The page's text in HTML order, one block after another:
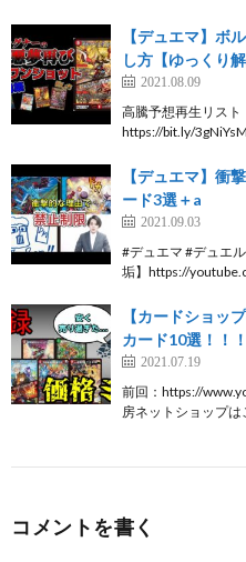
【デュエマ】ボ
し方【ゆっくり解
2021.08.09
高騰予想再生リスト
https://bit.ly/
【デュエマ】衝
ード3選＋a
2021.09.03
#デュエマ #デュエ
垢】https://
【カードショッ
カード10選！！
2021.07.19
前回：https://
房ネットショップ
コメントを書く